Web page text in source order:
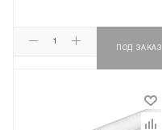
ПОД ЗАКАЗ